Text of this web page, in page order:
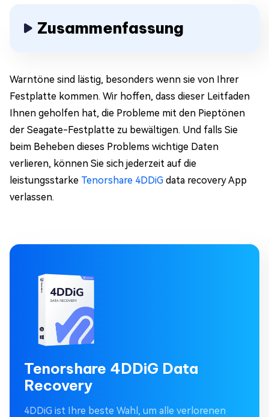
Zusammenfassung
Warntöne sind lästig, besonders wenn sie von Ihrer
Festplatte kommen. Wir hoffen, dass dieser Leitfaden
Ihnen geholfen hat, die Probleme mit den Pieptönen
der Seagate-Festplatte zu bewältigen. Und falls Sie
beim Beheben dieses Problems wichtige Daten
verlieren, können Sie sich jederzeit auf die
leistungsstarke Tenorshare 4DDiG data recovery App
verlassen.
Tenorshare 4DDiG Data
Recovery
4DDiG ist Ihre beste Wahl, um alle verlorenen